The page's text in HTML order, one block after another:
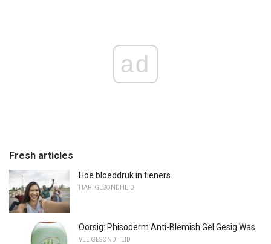
ad
Fresh articles
Hoë bloeddruk in tieners
HARTGESONDHEID
Oorsig: Phisoderm Anti-Blemish Gel Gesig Was
VEL GESONDHEID